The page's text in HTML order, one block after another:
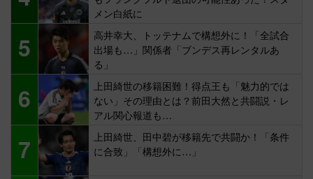
メン白紙に
5
高井幸大、トッテナムで構想外に！「全試合
出場も…」関係者「ブンデス再レンタルあ
る」
6
上田綺世の移籍困難！得点王も「魅力的では
ない」その理由とは？前田大然と共闘説・レ
アル関心報道も…
7
上田綺世、田中碧が移籍先で共闘か！「条件
に合致」「構想外に…」